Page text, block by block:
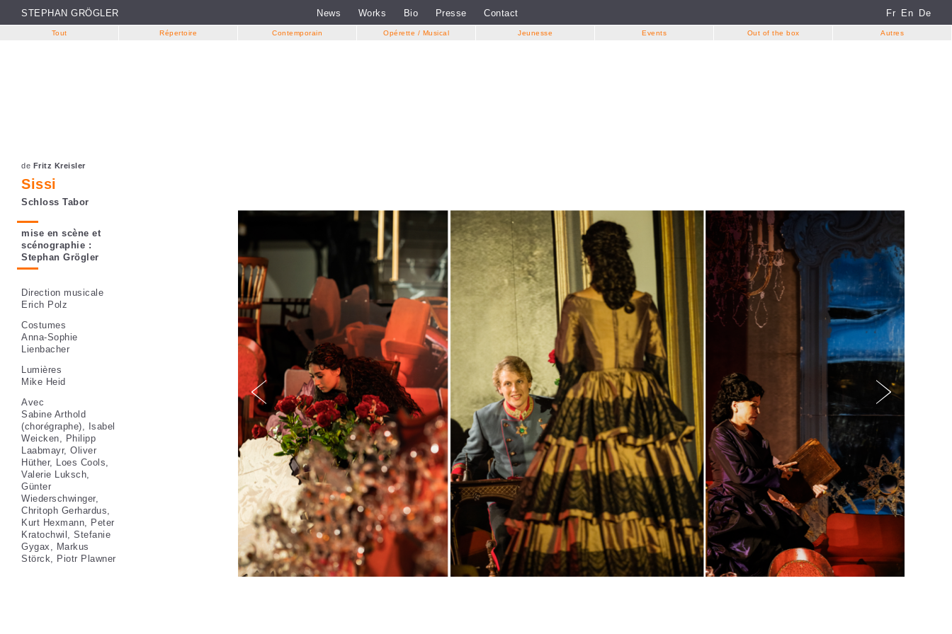
STEPHAN GRÖGLER Fr En De
News Works Bio Presse Contact
Tout Répertoire Contemporain Opérette / Musical Jeunesse Events Out of the box Autres
de Fritz Kreisler
Sissi
Schloss Tabor
mise en scène et
scénographie :
Stephan Grögler
Direction musicale
Erich Polz
Costumes
Anna-Sophie
Lienbacher
Lumières
Mike Heid
Avec
Sabine Arthold
(chorégraphe), Isabel
Weicken, Philipp
Laabmayr, Oliver
Hüther, Loes Cools,
Valerie Luksch,
Günter
Wiederschwinger,
Chritoph Gerhardus,
Kurt Hexmann, Peter
Kratochwil, Stefanie
Gygax, Markus
Störck, Piotr Plawner